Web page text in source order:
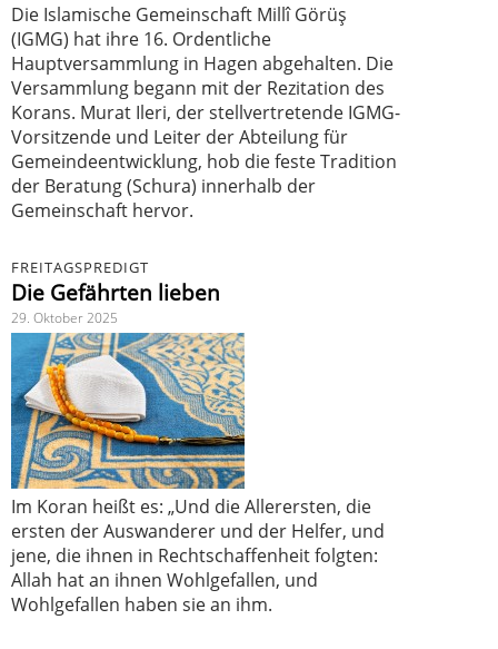
Die Islamische Gemeinschaft Millî Görüş
(IGMG) hat ihre 16. Ordentliche
Hauptversammlung in Hagen abgehalten. Die
Versammlung begann mit der Rezitation des
Korans. Murat Ileri, der stellvertretende IGMG-
Vorsitzende und Leiter der Abteilung für
Gemeindeentwicklung, hob die feste Tradition
der Beratung (Schura) innerhalb der
Gemeinschaft hervor.
FREITAGSPREDIGT
Die Gefährten lieben
29. Oktober 2025
Im Koran heißt es: „Und die Allerersten, die
ersten der Auswanderer und der Helfer, und
jene, die ihnen in Rechtschaffenheit folgten:
Allah hat an ihnen Wohlgefallen, und
Wohlgefallen haben sie an ihm.